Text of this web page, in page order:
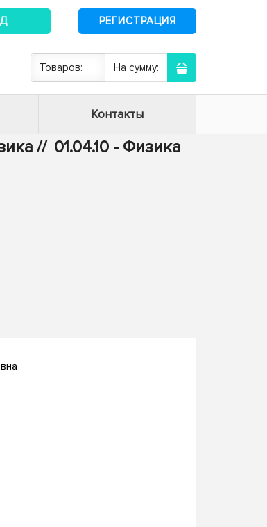
РЕГИСТРАЦИЯ
Товаров: На сумму:
Контакты
// 01.04.10 - Физика